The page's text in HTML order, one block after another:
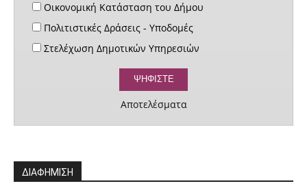
Οικονομική Κατάσταση του Δήμου
Πολιτιστικές Δράσεις - Υποδομές
Στελέχωση Δημοτικών Υπηρεσιών
Αποτελέσματα
ΔΙΑΦΗΜΙΣΗ